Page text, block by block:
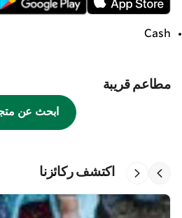
Cash
مطاعم قريبة
ابحث عن
اكتشف ركائزنا